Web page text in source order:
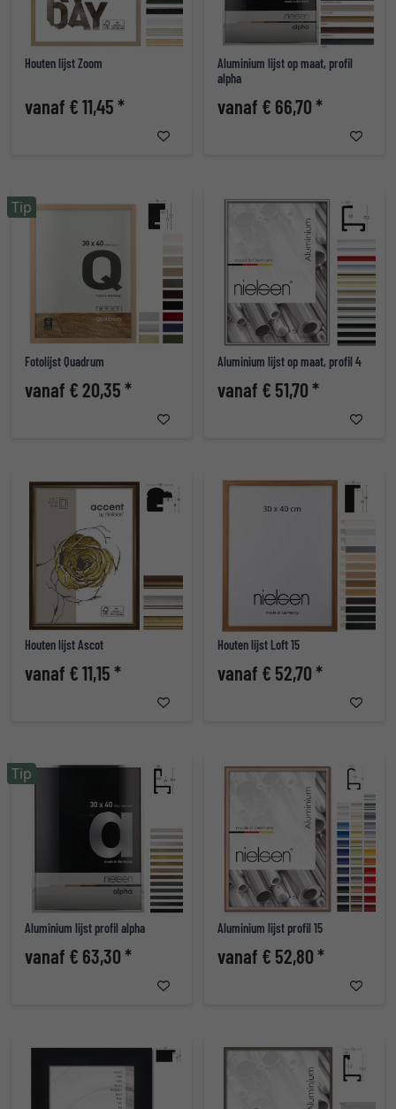
Houten lijst Zoom
vanaf € 11,45 *
Aluminium lijst op maat, profil
alpha
vanaf € 66,70 *
Fotolijst Quadrum
vanaf € 20,35 *
Tip
Aluminium lijst op maat, profil 4
vanaf € 51,70 *
Houten lijst Ascot
vanaf € 11,15 *
Houten lijst Loft 15
vanaf € 52,70 *
Aluminium lijst profil alpha
vanaf € 63,30 *
Tip
Aluminium lijst profil 15
vanaf € 52,80 *